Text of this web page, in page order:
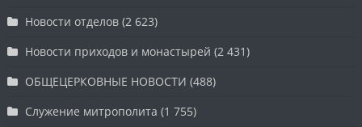
Новости отделов (2 623)
Новости приходов и монастырей (2 431)
ОБЩЕЦЕРКОВНЫЕ НОВОСТИ (488)
Служение митрополита (1 755)